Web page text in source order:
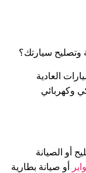
سيارتك؟
العادية
وكهربائي
أو الصيانة
أو صيانة بطارية